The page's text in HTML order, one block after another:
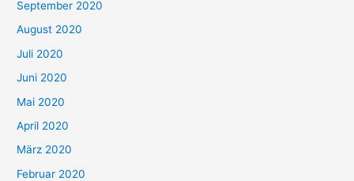
September 2020
August 2020
Juli 2020
Juni 2020
Mai 2020
April 2020
März 2020
Februar 2020